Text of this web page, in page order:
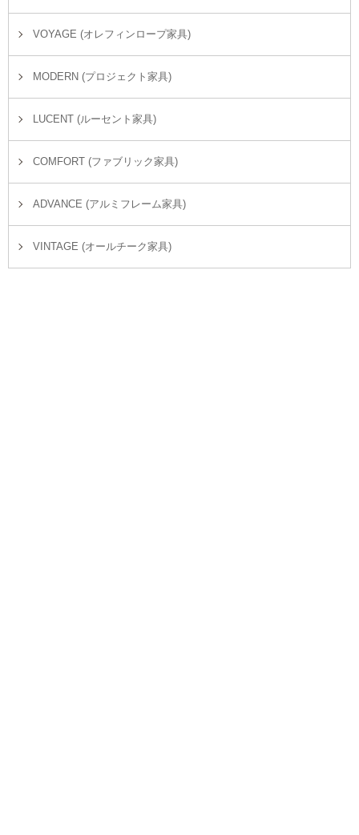
VOYAGE (オレフィンロープ家具)
MODERN (プロジェクト家具)
LUCENT (ルーセント家具)
COMFORT (ファブリック家具)
ADVANCE (アルミフレーム家具)
VINTAGE (オールチーク家具)